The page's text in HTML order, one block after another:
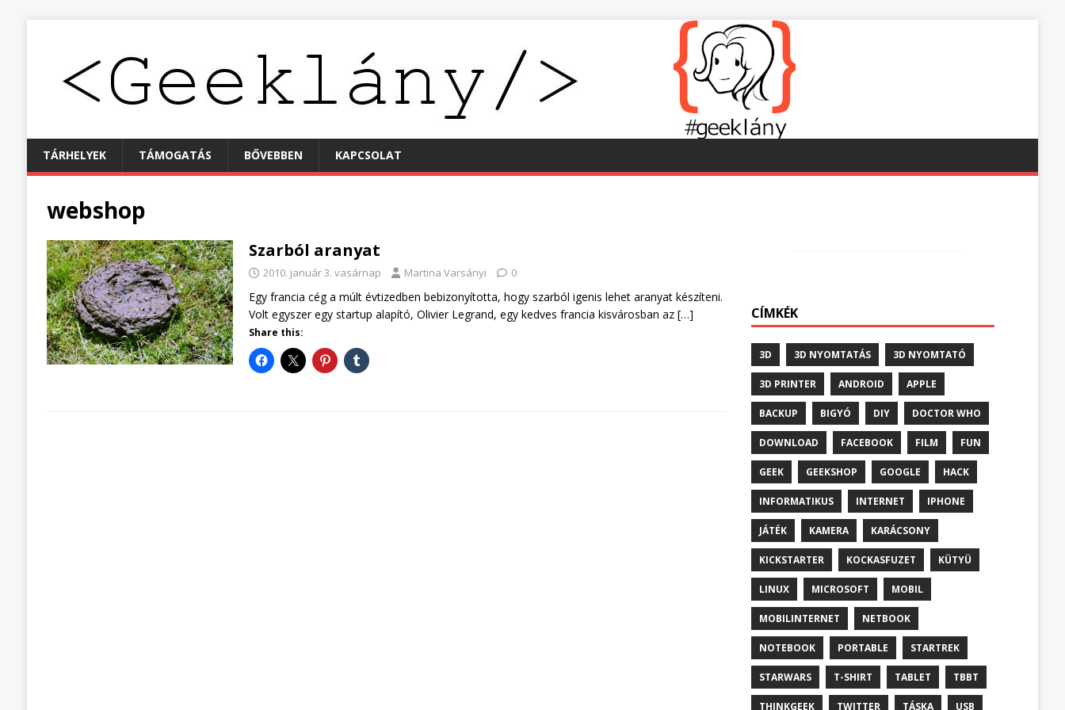
TÁRHELYEK TÁMOGATÁS BŐVEBBEN KAPCSOLAT
webshop
Szarból aranyat
2010. január 3. vasárnap Martina Varsányi 0
Egy francia cég a múlt évtizedben bebizonyította, hogy szarból igenis lehet aranyat készíteni.
Volt egyszer egy startup alapító, Olivier Legrand, egy kedves francia kisvárosban az […]
Share this:
CÍMKÉK
3D 3D NYOMTATÁS 3D NYOMTATÓ
3D PRINTER ANDROID APPLE
BACKUP BIGYÓ DIY DOCTOR WHO
DOWNLOAD FACEBOOK FILM FUN
GEEK GEEKSHOP GOOGLE HACK
INFORMATIKUS INTERNET IPHONE
JÁTÉK KAMERA KARÁCSONY
KICKSTARTER KOCKASFUZET KÜTYÜ
LINUX MICROSOFT MOBIL
MOBILINTERNET NETBOOK
NOTEBOOK PORTABLE STARTREK
STARWARS T-SHIRT TABLET TBBT
THINKGEEK TWITTER TÁSKA USB